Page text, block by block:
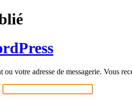
votre adresse de messagerie. Vous